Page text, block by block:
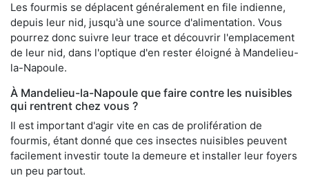
Les fourmis se déplacent généralement en file indienne,
depuis leur nid, jusqu'à une source d'alimentation. Vous
pourrez donc suivre leur trace et découvrir l'emplacement
de leur nid, dans l'optique d'en rester éloigné à Mandelieu-
la-Napoule.
À Mandelieu-la-Napoule que faire contre les nuisibles
qui rentrent chez vous ?
Il est important d'agir vite en cas de prolifération de
fourmis, étant donné que ces insectes nuisibles peuvent
facilement investir toute la demeure et installer leur foyers
un peu partout.